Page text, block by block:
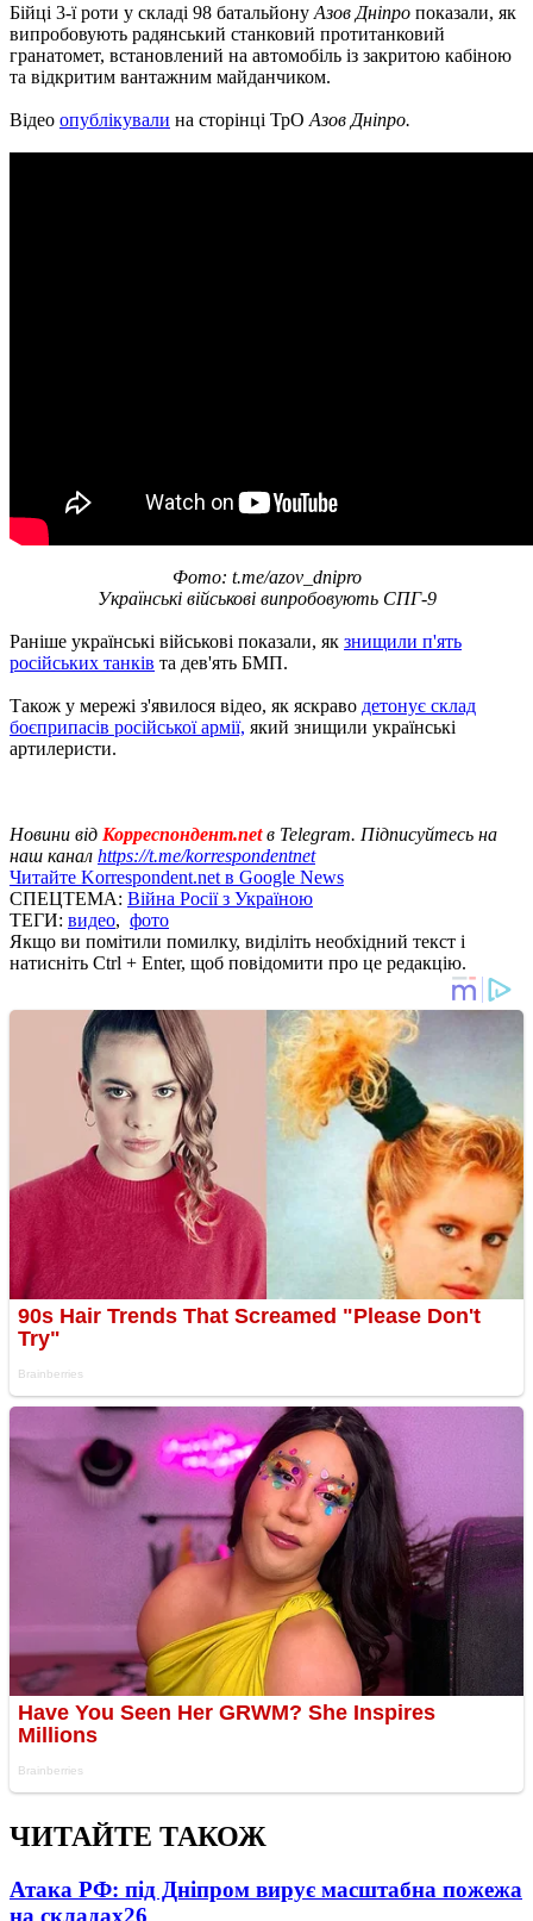
Бійці 3-ї роти у складі 98 батальйону Азов Дніпро показали, як
випробовують радянський станковий протитанковий
гранатомет, встановлений на автомобіль із закритою кабіною
та відкритим вантажним майданчиком.
Відео опублікували на сторінці ТрО Азов Дніпро.
Фото: t.me/azov_dnipro
Українські військові випробовують СПГ-9
Раніше українські військові показали, як знищили п'ять
російських танків та дев'ять БМП.
Також у мережі з'явилося відео, як яскраво детонує склад
боєприпасів російської армії, який знищили українські
артилеристи.
Новини від Корреспондент.netв Telegram. Підписуйтесь на
наш канал https://t.me/korrespondentnet
Читайте Korrespondent.net в Google News
СПЕЦТЕМА: Війна Росії з Україною
ТЕГИ: видео, фото
Якщо ви помітили помилку, виділіть необхідний текст і
натисніть Ctrl + Enter, щоб повідомити про це редакцію.
ЧИТАЙТЕ ТАКОЖ
Атака РФ: під Дніпром вирує масштабна пожежа
на складах26